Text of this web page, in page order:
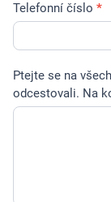
Telefonní číslo *
Ptejte se na
odcestovali. Na